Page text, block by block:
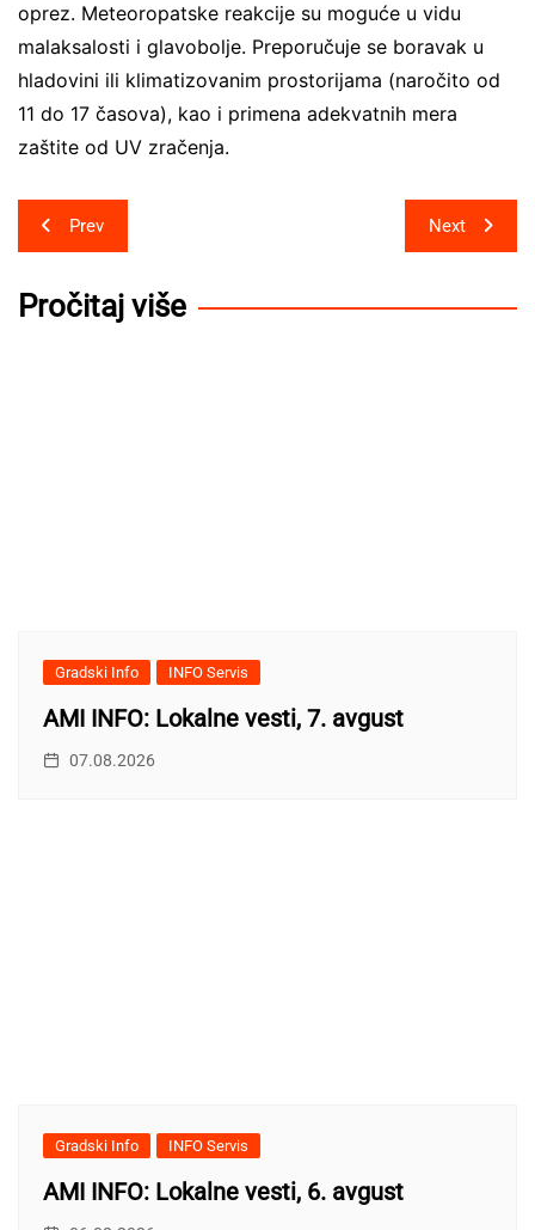
oprez. Meteoropatske reakcije su moguće u vidu
malaksalosti i glavobolje. Preporučuje se boravak u
hladovini ili klimatizovanim prostorijama (naročito od
11 do 17 časova), kao i primena adekvatnih mera
zaštite od UV zračenja.
Post
navigation
Prev Next
Pročitaj više
Gradski Info INFO Servis
AMI INFO: Lokalne vesti, 7. avgust
07.08.2026
Gradski Info INFO Servis
AMI INFO: Lokalne vesti, 6. avgust